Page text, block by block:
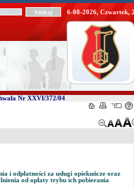
6-08-2026, Czwartek,
Nr XXVI/372/04
i odpłatności za usługi opiekuńcze oraz
od opłaty trybu ich pobierania